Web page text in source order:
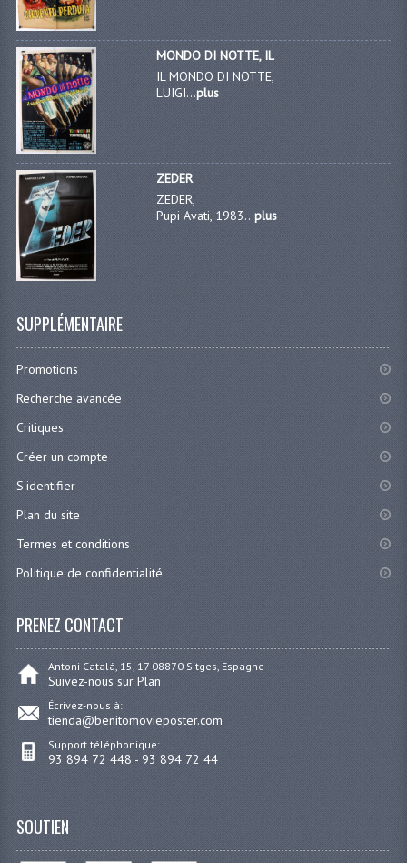
MONDO DI NOTTE, IL
IL MONDO DI NOTTE,
LUIGI...plus
ZEDER
ZEDER,
Pupi Avati, 1983...plus
SUPPLÉMENTAIRE
Promotions
Recherche avancée
Critiques
Créer un compte
S'identifier
Plan du site
Termes et conditions
Politique de confidentialité
PRENEZ CONTACT
Antoni Catalá, 15, 17 08870 Sitges, Espagne
Suivez-nous sur Plan
Écrivez-nous à:
tienda@benitomovieposter.com
Support téléphonique:
93 894 72 448 - 93 894 72 44
SOUTIEN